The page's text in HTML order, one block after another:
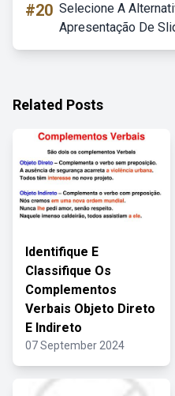
#20 Selecione A
Apresentação De
Related Posts
Identifique E
Classifique Os
Complementos
Verbais Objeto Direto
E Indireto
07 September 2024